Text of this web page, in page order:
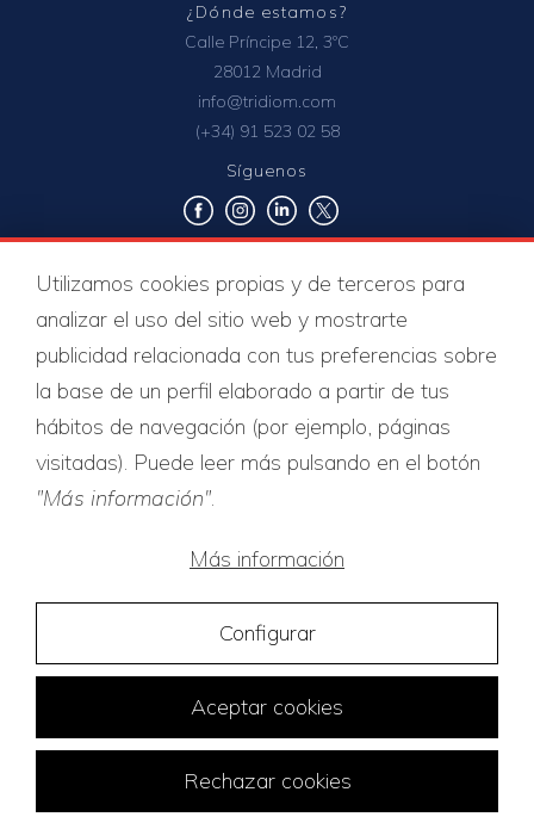
¿Dónde estamos?
Calle Príncipe 12, 3ºC
28012 Madrid
info@tridiom.com
(+34) 91 523 02 58
Síguenos
Certificados de calidad
Traducciones Tridiom © 2026 Diseño web:
Utilizamos cookies propias y de terceros para
analizar el uso del sitio web y mostrarte
publicidad relacionada con tus preferencias sobre
la base de un perfil elaborado a partir de tus
hábitos de navegación (por ejemplo, páginas
visitadas). Puede leer más pulsando en el botón
"Más información".
Más información
Configurar
Aceptar cookies
Rechazar cookies